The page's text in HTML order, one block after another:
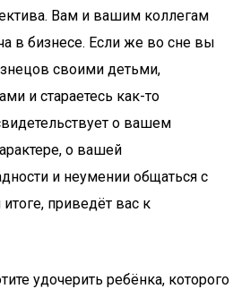
Вам и вашим коллегам
в бизнесе. Если же во сне вы
своими детьми,
и стараетесь как-то
о вашем
о вашей
и неумении общаться с
приведёт вас к
удочерить ребёнка, которого